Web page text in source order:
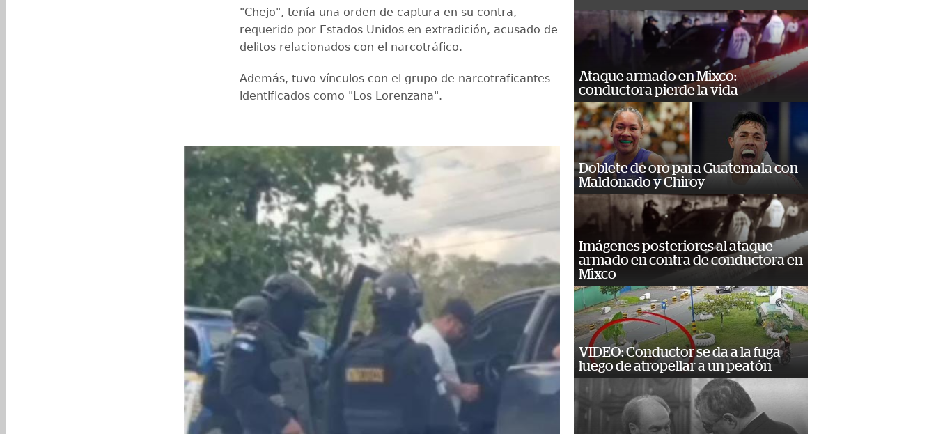
"Chejo", tenía una orden de captura en su contra,
requerido por Estados Unidos en extradición, acusado de
delitos relacionados con el narcotráfico.
Además, tuvo vínculos con el grupo de narcotraficantes
identificados como "Los Lorenzana".
Ataque armado en Mixco:
conductora pierde la vida
Doblete de oro para Guatemala con
Maldonado y Chiroy
Imágenes posteriores al ataque
armado en contra de conductora en
Mixco
VIDEO: Conductor se da a la fuga
luego de atropellar a un peatón